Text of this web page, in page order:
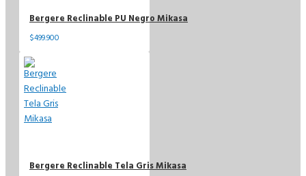
Bergere Reclinable PU Negro Mikasa
$499.900
Bergere Reclinable Tela Gris Mikasa